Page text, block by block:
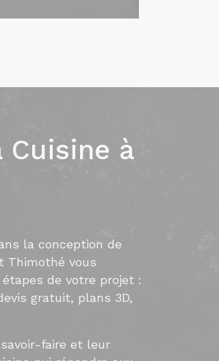
Cuisine à
la conception de
Thimothé vous
de votre projet :
gratuit, plans 3D,
faire et leur